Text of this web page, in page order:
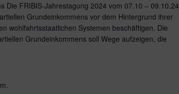
Die FRIBIS-Jahrestagung 2024 vom 07.10 – 09.10.24
Grundeinkommens vor dem Hintergrund ihrer
wohlfahrtsstaatlichen Systemen beschäftigen. Die
Grundeinkommens soll Wege aufzeigen, die